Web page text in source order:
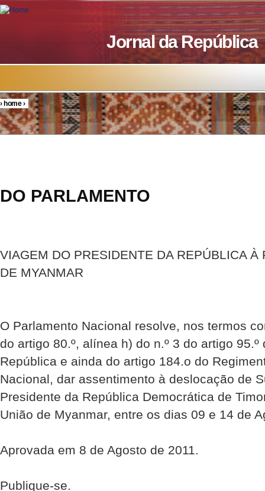
Skip to main content
Jornal da República
You are here
›home›
DO PARLAMENTO
VIAGEM DO PRESIDENTE DA REPÚBLICA À
DE MYANMAR
O Parlamento Nacional resolve, nos termos
do artigo 80.º, alínea h) do n.º 3 do artigo
República e ainda do artigo 184.o do
Nacional, dar assentimento à deslocação de
Presidente da República Democrática de
União de Myanmar, entre os dias 09 e 14 de
Aprovada em 8 de Agosto de 2011.
Publique-se.